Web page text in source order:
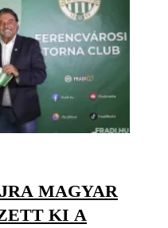
MAGYAR
KI A